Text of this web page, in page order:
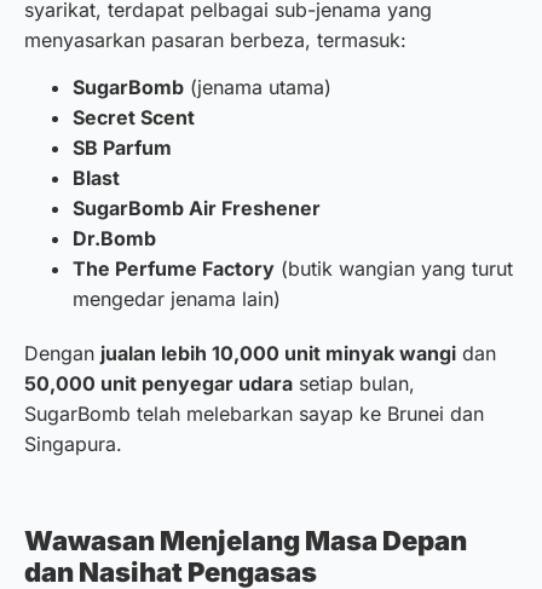
syarikat, terdapat pelbagai sub-jenama yang
menyasarkan pasaran berbeza, termasuk:
SugarBomb (jenama utama)
Secret Scent
SB Parfum
Blast
SugarBomb Air Freshener
Dr.Bomb
The Perfume Factory (butik wangian yang turut
mengedar jenama lain)
Dengan jualan lebih 10,000 unit minyak wangi dan
50,000 unit penyegar udara setiap bulan,
SugarBomb telah melebarkan sayap ke Brunei dan
Singapura.
Wawasan Menjelang Masa Depan
dan Nasihat Pengasas